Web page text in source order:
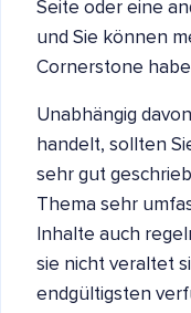
Seite oder eine
und Sie können
Cornerstone
Unabhängig
handelt, sollten
sehr gut
Thema sehr
Inhalte auch
sie nicht veraltet
endgültigsten